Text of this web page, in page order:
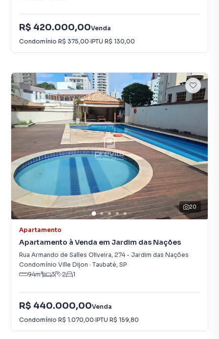
R$ 420.000,00Venda
Condomínio R$ 375,00·IPTU R$ 130,00
20
Apartamento
Apartamento à Venda em Jardim das Nações
Rua Armando de Salles Oliveira, 274- Jardim das Nações
Condomínio Ville Dijon · Taubaté, SP
94m² 3 2 1
R$ 440.000,00Venda
Condomínio R$ 1.070,00·IPTU R$ 159,80